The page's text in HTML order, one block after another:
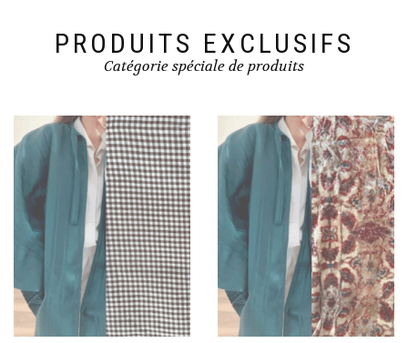
PRODUITS EXCLUSIFS
Catégorie spéciale de produits